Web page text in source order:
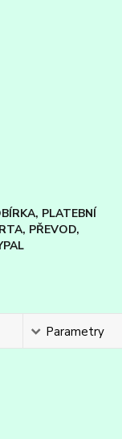
PLATEBNÍ
PŘEVOD,
Parametry